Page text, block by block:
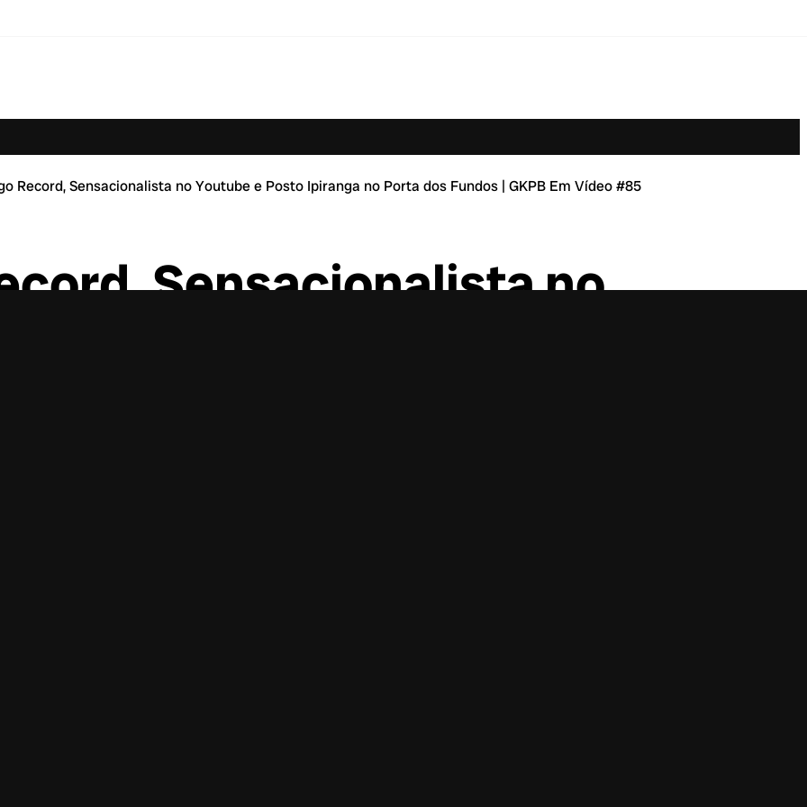
Record, Sensacionalista no Youtube e Posto Ipiranga no Porta dos Fundos | GKPB Em Vídeo #85
Sensacionalista no
Ipiranga no Porta dos